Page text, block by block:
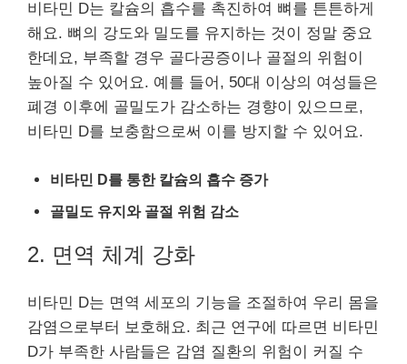
비타민 D는 칼슘의 흡수를 촉진하여 뼈를 튼튼하게
해요. 뼈의 강도와 밀도를 유지하는 것이 정말 중요
한데요, 부족할 경우 골다공증이나 골절의 위험이
높아질 수 있어요. 예를 들어, 50대 이상의 여성들은
폐경 이후에 골밀도가 감소하는 경향이 있으므로,
비타민 D를 보충함으로써 이를 방지할 수 있어요.
비타민 D를 통한 칼슘의 흡수 증가
골밀도 유지와 골절 위험 감소
2. 면역 체계 강화
비타민 D는 면역 세포의 기능을 조절하여 우리 몸을
감염으로부터 보호해요. 최근 연구에 따르면 비타민
D가 부족한 사람들은 감염 질환의 위험이 커질 수